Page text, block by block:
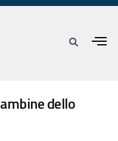
dello